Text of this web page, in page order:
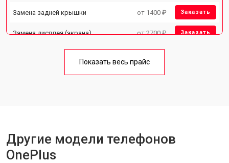
Замена задней крышки от 1400 ₽ Заказать
Замена дисплея (экрана) от 2700 ₽ Заказать
Ремонт цепи питания от 3200 ₽
Показать весь прайс
Другие модели телефонов
OnePlus